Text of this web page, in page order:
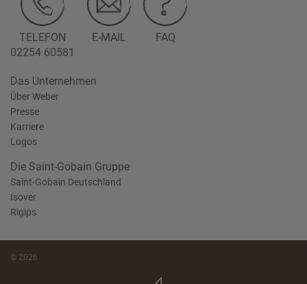
TELEFON
02254 60581
E-MAIL FAQ
Das Unternehmen
Über Weber
Presse
Karriere
Logos
Die Saint-Gobain Gruppe
Saint-Gobain Deutschland
Isover
Rigips
© 2026